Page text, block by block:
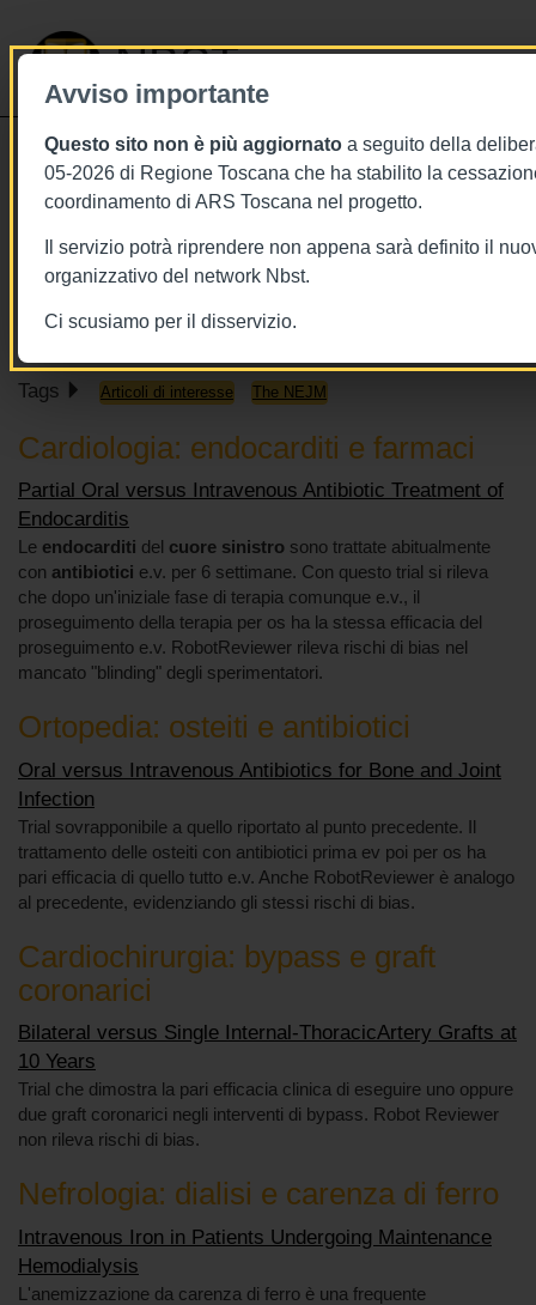
Avviso importante
Questo sito non è più aggiornato a seguito della
05-2026 di Regione Toscana che ha stabilito la
coordinamento di ARS Toscana nel progetto.
Il servizio potrà riprendere non appena sarà definito il
organizzativo del network Nbst.
Ci scusiamo per il disservizio.
NBST
Toggle
31 gennaio 2019 - This Week in the
NEJM
Tags Articoli di interesse The NEJM
Cardiologia: endocarditi e farmaci
Partial Oral versus Intravenous Antibiotic Treatment of
Endocarditis
Le endocarditi del cuore sinistro sono trattate abitualmente
con antibiotici e.v. per 6 settimane. Con questo trial si rileva
che dopo un'iniziale fase di terapia comunque e.v., il
proseguimento della terapia per os ha la stessa efficacia del
proseguimento e.v. RobotReviewer rileva rischi di bias nel
mancato "blinding" degli sperimentatori.
Ortopedia: osteiti e antibiotici
Oral versus Intravenous Antibiotics for Bone and Joint
Infection
Trial sovrapponibile a quello riportato al punto precedente. Il
trattamento delle osteiti con antibiotici prima ev poi per os ha
pari efficacia di quello tutto e.v. Anche RobotReviewer è analogo
al precedente, evidenziando gli stessi rischi di bias.
Cardiochirurgia: bypass e graft
coronarici
Bilateral versus Single Internal-ThoracicArtery Grafts at
10 Years
Trial che dimostra la pari efficacia clinica di eseguire uno oppure
due graft coronarici negli interventi di bypass. Robot Reviewer
non rileva rischi di bias.
Nefrologia: dialisi e carenza di ferro
Intravenous Iron in Patients Undergoing Maintenance
Hemodialysis
L'anemizzazione da carenza di ferro è una frequente